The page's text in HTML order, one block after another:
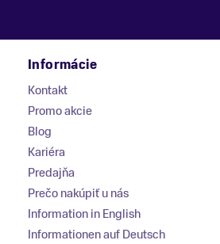
Informácie
Kontakt
Promo akcie
Blog
Kariéra
Predajňa
Prečo nakúpiť u nás
Information in English
Informationen auf Deutsch